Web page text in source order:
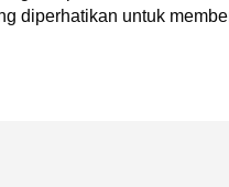
diperhatikan untuk